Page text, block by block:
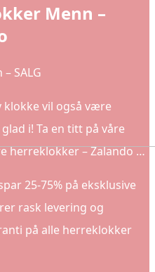
Menn –
SALG
klokke vil også være
i! Ta en titt på våre
herreklokker – Zalando …
25-75% på eksklusive
rask levering og
på alle herreklokker